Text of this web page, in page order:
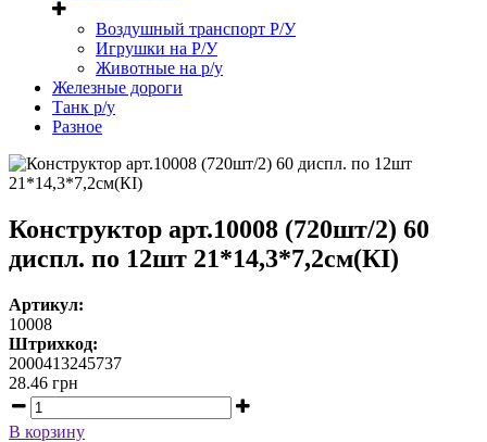
Воздушный транспорт Р/У
Игрушки на Р/У
Животные на р/у
Железные дороги
Танк р/у
Разное
Конструктор арт.10008 (720шт/2) 60
диспл. по 12шт 21*14,3*7,2см(КІ)
Артикул:
10008
Штрихкод:
2000413245737
28.46 грн
В корзину